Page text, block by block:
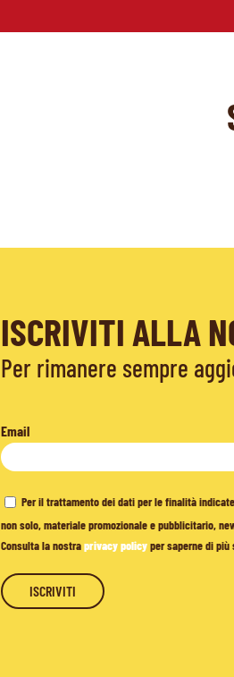
ISCRIVITI ALLA
Per rimanere sempre
Email
Per il trattamento dei dati per le finalità
non solo, materiale promozionale e pubblicitario,
Consulta la nostraprivacy policyper saperne di